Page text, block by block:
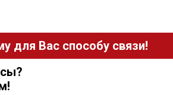
для Вас способу связи!